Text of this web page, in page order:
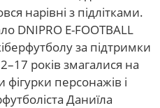
нарівні з підлітками.
DNIPRO E-FOOTBALL
за підтримки
років змагалися на
персонажів і
Даниїла